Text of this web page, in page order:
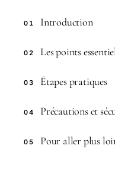
01 Introduction
02 Les points
03 Étapes pratiques
04 Précautions et
05 Pour aller plus